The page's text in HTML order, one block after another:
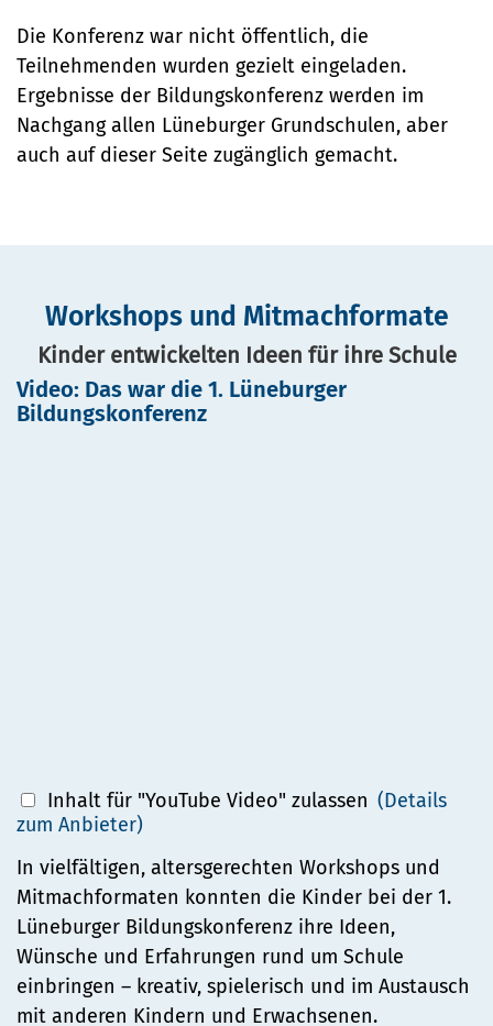
Die Konferenz war nicht öffentlich, die
Teilnehmenden wurden gezielt eingeladen.
Ergebnisse der Bildungskonferenz werden im
Nachgang allen Lüneburger Grundschulen, aber
auch auf dieser Seite zugänglich gemacht.
Workshops und Mitmachformate
Kinder entwickelten Ideen für ihre Schule
Video: Das war die 1. Lüneburger
Bildungskonferenz
Inhalt für "YouTube Video" zulassen (Details
zum Anbieter)
In vielfältigen, altersgerechten Workshops und
Mitmachformaten konnten die Kinder bei der 1.
Lüneburger Bildungskonferenz ihre Ideen,
Wünsche und Erfahrungen rund um Schule
einbringen – kreativ, spielerisch und im Austausch
mit anderen Kindern und Erwachsenen.